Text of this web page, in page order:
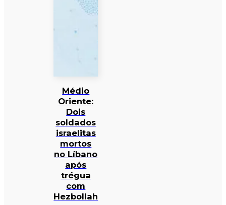
Médio
Oriente:
Dois
soldados
israelitas
mortos
no Líbano
após
trégua
com
Hezbollah